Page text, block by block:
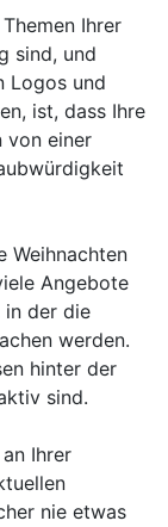
Ihrer
sind, und
Logos und
ist, dass Ihre
von einer
Weihnachten
Angebote
in der die
werden.
hinter der
sind.
Ihrer
nie etwas